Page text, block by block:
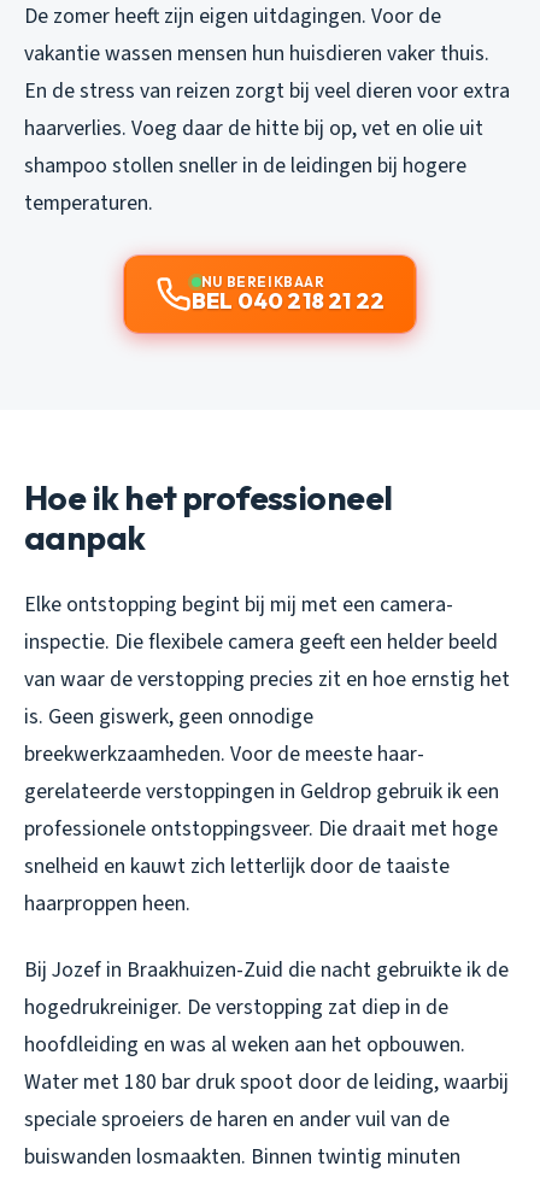
De zomer heeft zijn eigen uitdagingen. Voor de
vakantie wassen mensen hun huisdieren vaker thuis.
En de stress van reizen zorgt bij veel dieren voor extra
haarverlies. Voeg daar de hitte bij op, vet en olie uit
shampoo stollen sneller in de leidingen bij hogere
temperaturen.
NU BEREIKBAAR
BEL 040 218 21 22
Hoe ik het professioneel
aanpak
Elke ontstopping begint bij mij met een camera-
inspectie. Die flexibele camera geeft een helder beeld
van waar de verstopping precies zit en hoe ernstig het
is. Geen giswerk, geen onnodige
breekwerkzaamheden. Voor de meeste haar-
gerelateerde verstoppingen in Geldrop gebruik ik een
professionele ontstoppingsveer. Die draait met hoge
snelheid en kauwt zich letterlijk door de taaiste
haarproppen heen.
Bij Jozef in Braakhuizen-Zuid die nacht gebruikte ik de
hogedrukreiniger. De verstopping zat diep in de
hoofdleiding en was al weken aan het opbouwen.
Water met 180 bar druk spoot door de leiding, waarbij
speciale sproeiers de haren en ander vuil van de
buiswanden losmaakten. Binnen twintig minuten